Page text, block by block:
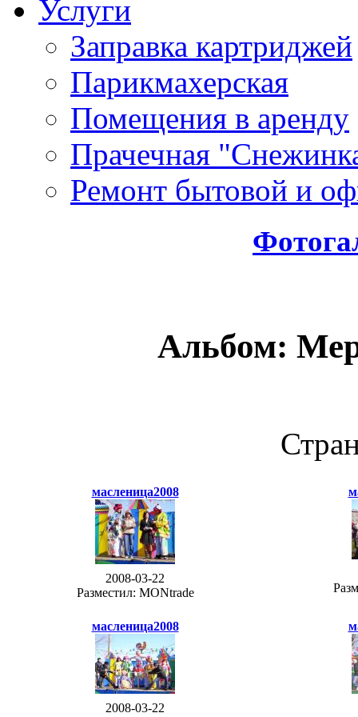
Услуги
Заправка картриджей
Парикмахерская
Помещения в аренду
Прачечная
Ремонт бытовой и
Альбом:
масленица2008
2008-03-22
Разместил: MONtrade
масленица2008
2008-03-22